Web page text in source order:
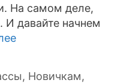
На самом деле,
давайте начнем
, Новичкам,